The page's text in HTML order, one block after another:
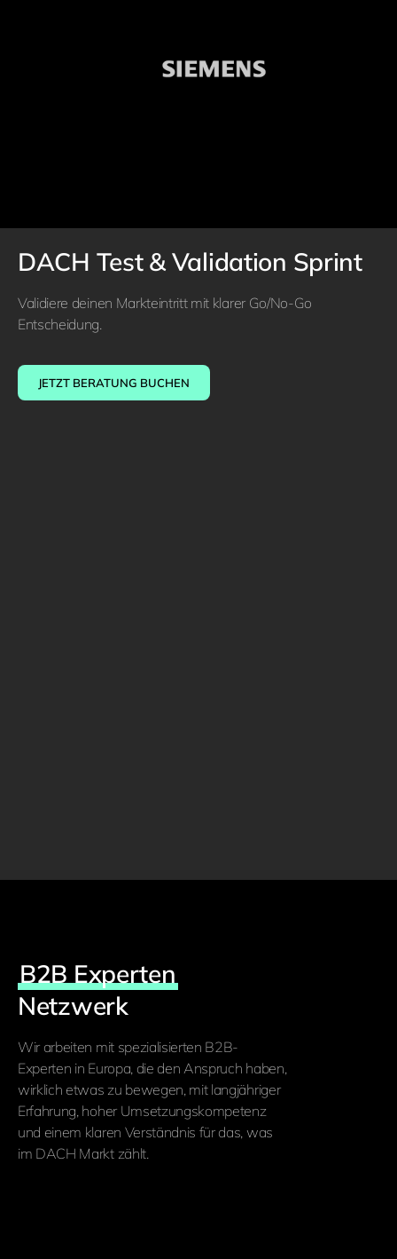
DACH Test & Validation Sprint
Validiere deinen Markteintritt mit klarer Go/No-Go
Entscheidung.
JETZT BERATUNG BUCHEN
B2B Experten
Netzwerk
Wir arbeiten mit spezialisierten B2B-
Experten in Europa, die den Anspruch haben,
wirklich etwas zu bewegen, mit langjähriger
Erfahrung, hoher Umsetzungskompetenz
und einem klaren Verständnis für das, was
im DACH Markt zählt.